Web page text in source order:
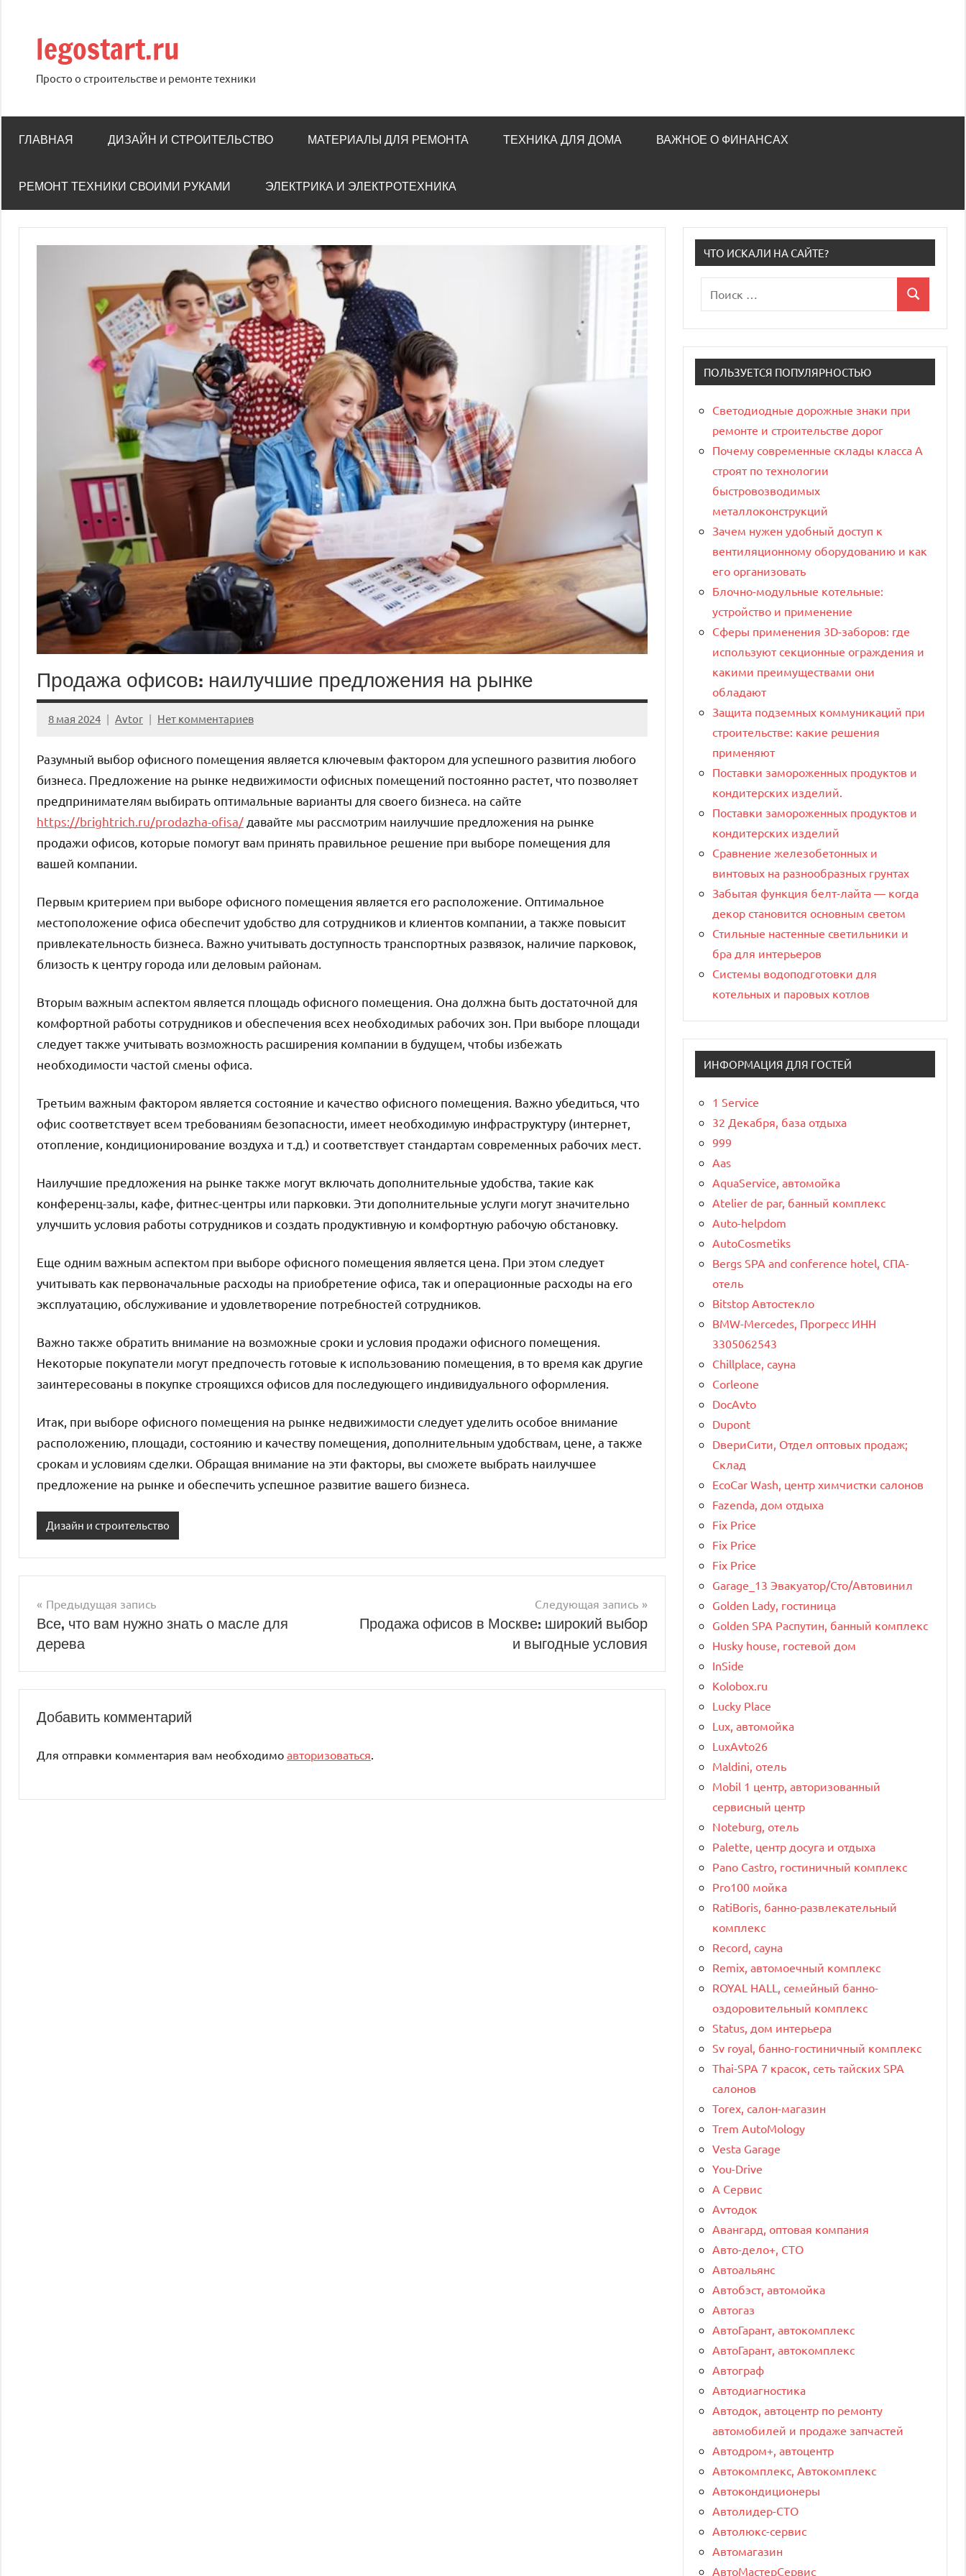
содержимому
legostart.ru
Просто о строительстве и ремонте техники
ГЛАВНАЯ ДИЗАЙН И СТРОИТЕЛЬСТВО МАТЕРИАЛЫ ДЛЯ РЕМОНТА ТЕХНИКА ДЛЯ ДОМА ВАЖНОЕ О ФИНАНСАХ
РЕМОНТ ТЕХНИКИ СВОИМИ РУКАМИ ЭЛЕКТРИКА И ЭЛЕКТРОТЕХНИКА
Продажа офисов: наилучшие предложения на рынке
8 мая 2024 Avtor Нет комментариев
Разумный выбор офисного помещения является ключевым фактором для успешного развития любого
бизнеса. Предложение на рынке недвижимости офисных помещений постоянно растет, что позволяет
предпринимателям выбирать оптимальные варианты для своего бизнеса. на сайте
https://brightrich.ru/prodazha-ofisa/ давайте мы рассмотрим наилучшие предложения на рынке
продажи офисов, которые помогут вам принять правильное решение при выборе помещения для
вашей компании.
Первым критерием при выборе офисного помещения является его расположение. Оптимальное
местоположение офиса обеспечит удобство для сотрудников и клиентов компании, а также повысит
привлекательность бизнеса. Важно учитывать доступность транспортных развязок, наличие парковок,
близость к центру города или деловым районам.
Вторым важным аспектом является площадь офисного помещения. Она должна быть достаточной для
комфортной работы сотрудников и обеспечения всех необходимых рабочих зон. При выборе площади
следует также учитывать возможность расширения компании в будущем, чтобы избежать
необходимости частой смены офиса.
Третьим важным фактором является состояние и качество офисного помещения. Важно убедиться, что
офис соответствует всем требованиям безопасности, имеет необходимую инфраструктуру (интернет,
отопление, кондиционирование воздуха и т.д.) и соответствует стандартам современных рабочих мест.
Наилучшие предложения на рынке также могут включать дополнительные удобства, такие как
конференц-залы, кафе, фитнес-центры или парковки. Эти дополнительные услуги могут значительно
улучшить условия работы сотрудников и создать продуктивную и комфортную рабочую обстановку.
Еще одним важным аспектом при выборе офисного помещения является цена. При этом следует
учитывать как первоначальные расходы на приобретение офиса, так и операционные расходы на его
эксплуатацию, обслуживание и удовлетворение потребностей сотрудников.
Важно также обратить внимание на возможные сроки и условия продажи офисного помещения.
Некоторые покупатели могут предпочесть готовые к использованию помещения, в то время как другие
заинтересованы в покупке строящихся офисов для последующего индивидуального оформления.
Итак, при выборе офисного помещения на рынке недвижимости следует уделить особое внимание
расположению, площади, состоянию и качеству помещения, дополнительным удобствам, цене, а также
срокам и условиям сделки. Обращая внимание на эти факторы, вы сможете выбрать наилучшее
предложение на рынке и обеспечить успешное развитие вашего бизнеса.
Дизайн и строительство
Навигация
по
записям
Предыдущая запись
Все, что вам нужно знать о масле для
дерева
Следующая запись
Продажа офисов в Москве: широкий выбор
и выгодные условия
Добавить комментарий
Для отправки комментария вам необходимо авторизоваться
ЧТО ИСКАЛИ НА САЙТЕ?
для:
Поиск
ПОЛЬЗУЕТСЯ ПОПУЛЯРНОСТЬЮ
Светодиодные дорожные знаки при
ремонте и строительстве дорог
Почему современные склады класса А
строят по технологии
быстровозводимых
металлоконструкций
Зачем нужен удобный доступ к
вентиляционному оборудованию и как
его организовать
Блочно-модульные котельные:
устройство и применение
Сферы применения 3D-заборов: где
используют секционные ограждения и
какими преимуществами они
обладают
Защита подземных коммуникаций при
строительстве: какие решения
применяют
Поставки замороженных продуктов и
кондитерских изделий.
Поставки замороженных продуктов и
кондитерских изделий
Сравнение железобетонных и
винтовых на разнообразных грунтах
Забытая функция белт-лайта — когда
декор становится основным светом
Стильные настенные светильники и
бра для интерьеров
Системы водоподготовки для
котельных и паровых котлов
ИНФОРМАЦИЯ ДЛЯ ГОСТЕЙ
1 Service
32 Декабря, база отдыха
999
Aas
AquaService, автомойка
Atelier de par, банный комплекс
Auto-helpdom
AutoCosmetiks
Bergs SPA and conference hotel, СПА-
отель
Bitstop Автостекло
BMW-Mercedes, Прогресс ИНН
3305062543
Chillplace, сауна
Corleone
DocAvto
Dupont
DвериСити, Отдел оптовых продаж;
Склад
EcoCar Wash, центр химчистки салонов
Fazenda, дом отдыха
Fix Price
Fix Price
Fix Price
Garage_13 Эвакуатор/Сто/Автовинил
Golden Lady, гостиница
Golden SPA Распутин, банный комплекс
Husky house, гостевой дом
InSide
Kolobox.ru
Lucky Place
Lux, автомойка
LuxAvto26
Maldini, отель
Mobil 1 центр, авторизованный
сервисный центр
Noteburg, отель
Palette, центр досуга и отдыха
Pano Castro, гостиничный комплекс
Pro100 мойка
RatiBoris, банно-развлекательный
комплекс
Record, сауна
Remix, автомоечный комплекс
ROYAL HALL, семейный банно-
оздоровительный комплекс
Status, дом интерьера
Sv royal, банно-гостиничный комплекс
Thai-SPA 7 красок, сеть тайских SPA
салонов
Torex, салон-магазин
Trem AutoMology
Vesta Garage
You-Drive
А Сервис
Аvтодок
Авангард, оптовая компания
Авто-дело+, СТО
Автоальянс
Автобэст, автомойка
Автогаз
АвтоГарант, автокомплекс
АвтоГарант, автокомплекс
Автограф
Автодиагностика
Автодок, автоцентр по ремонту
автомобилей и продаже запчастей
Автодром+, автоцентр
Автокомплекс, Автокомплекс
Автокондиционеры
Автолидер-СТО
Автолюкс-сервис
Автомагазин
АвтоМастерСервис